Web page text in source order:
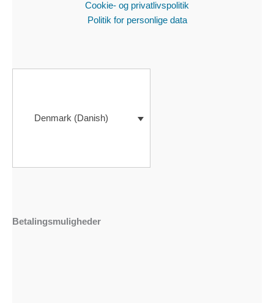
Cookie- og privatlivspolitik
Politik for personlige data
Denmark (Danish)
Betalingsmuligheder